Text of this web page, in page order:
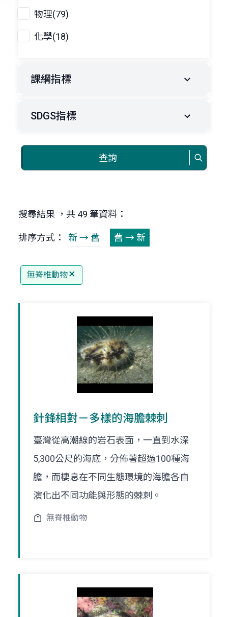
物理(79)
化學(18)
課綱指標
SDGS指標
查詢
搜尋結果 ，共 49 筆資料：
排序方式： 新 → 舊 舊 → 新
無脊椎動物
針鋒相對－多樣的海膽棘刺
臺灣從高潮線的岩石表面，一直到水深
5,300公尺的海底，分佈著超過100種海
膽，而棲息在不同生態環境的海膽各自
演化出不同功能與形態的棘刺。
無脊椎動物